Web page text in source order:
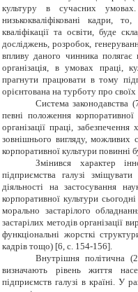
культуру в сучасних
низькокваліфіковані кадри,
кваліфікації та освіти, буде
досліджень, розробок,
впливу даного чинника полягає
організація, в умовах праці,
прагнути працювати в тому
орієнтована на турботу про своїх
Система законодавства
певні положення корпоративної
організації праці,
зовнішнього вигляду, можливих
корпоративної культури повинні
Змінився характер
підприємства галузі
діяльності на застосування
корпоративної культури
морально застарілого
застарілих методів організації
функціональні жорсткі
кадрів тощо) [6, c. 154-156].
Внутрішня політична
визначають рівень життя
підприємств галузі в країні. У